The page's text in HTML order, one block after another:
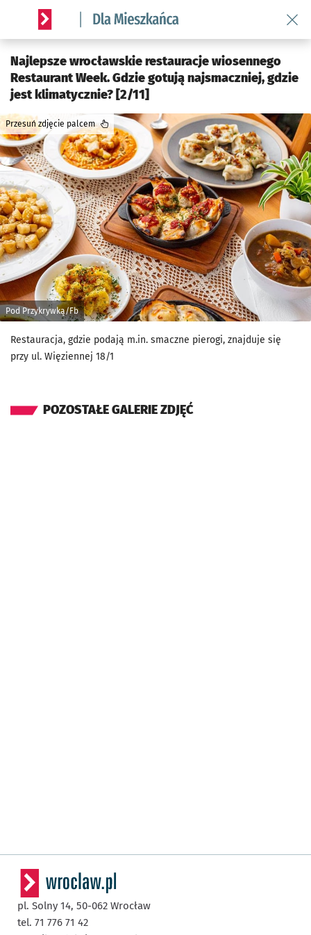
Serwis informacyjny wroclaw.pl podserwis: Dla mieszkańca
Najlepsze wrocławskie restauracje wiosennego
Restaurant Week. Gdzie gotują najsmaczniej, gdzie
jest klimatycznie? [2/11]
Pod Przykrywką/Fb
Przesuń zdjęcie palcem
Restauracja, gdzie podają m.in. smaczne pierogi, znajduje się
przy ul. Więziennej 18/1
POZOSTAŁE GALERIE ZDJĘĆ
pl. Solny 14, 50-062 Wrocław
tel. 71 776 71 42